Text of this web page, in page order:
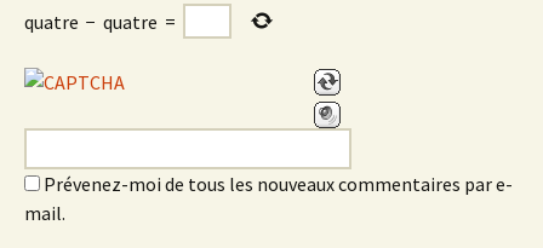
quatre − quatre =
Prévenez-moi de tous les nouveaux commentaires par e-
mail.